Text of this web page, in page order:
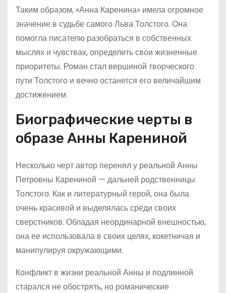
Таким образом, «Анна Каренина» имела огромное
значение в судьбе самого Льва Толстого. Она
помогла писателю разобраться в собственных
мыслях и чувствах, определить свои жизненные
приоритеты. Роман стал вершиной творческого
пути Толстого и вечно останется его величайшим
достижением.
Биографические черты в
образе Анны Карениной
Несколько черт автор перенял у реальной Анны
Петровны Карениной — дальней родственницы
Толстого. Как и литературный герой, она была
очень красивой и выделялась среди своих
сверстников. Обладая неординарной внешностью,
она ее использовала в своих целях, кокетничая и
манипулируя окружающими.
Конфликт в жизни реальной Анны и подлинной
старался не обострять, но романические